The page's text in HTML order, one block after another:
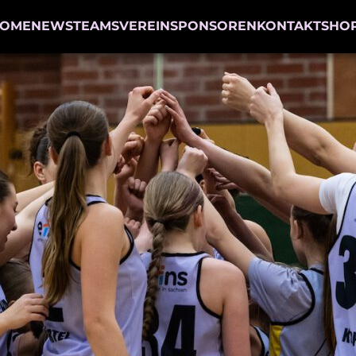
NEWSTEAMSVEREINSPONSORENKONTAKT